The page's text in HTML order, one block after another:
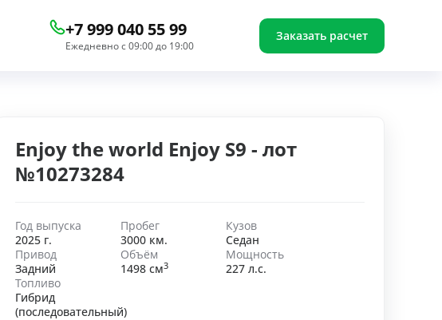
+7 999 040 55 99
Ежедневно с 09:00 до 19:00
Заказать расчет
Enjoy the world Enjoy S9 - лот
№10273284
Год выпуска
2025 г.
Пробег
3000 км.
Кузов
Седан
Привод
Задний
Объём
1498 см3
Мощность
227 л.с.
Топливо
Гибрид
(последовательный)